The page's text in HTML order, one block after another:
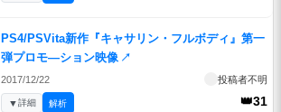
PS4/PSVita新作『キャサリン・フルボディ』第一
弾プロモ―ション映像 ↗
2017/12/22 投稿者不明
👑31
▼詳細 解析